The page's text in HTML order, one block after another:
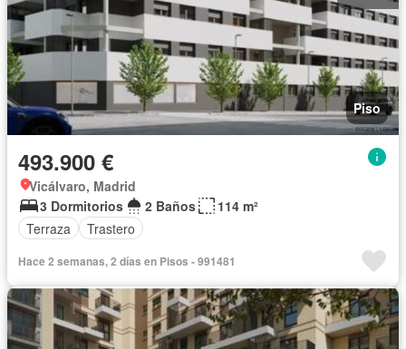
Piso
493.900 €
Vicálvaro, Madrid
3 Dormitorios
2 Baños
114 m²
Terraza
Trastero
Hace 2 semanas, 2 días en Pisos - 991481